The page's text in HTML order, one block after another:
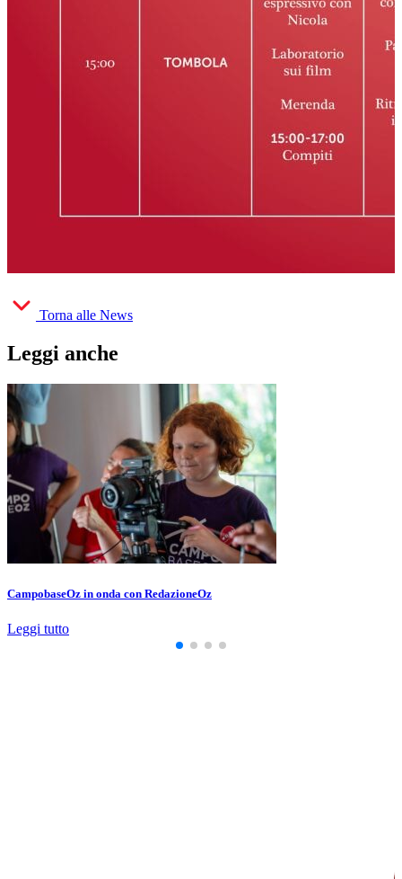
Torna alle News
Leggi anche
CampobaseOz in onda con RedazioneOz
Leggi tutto